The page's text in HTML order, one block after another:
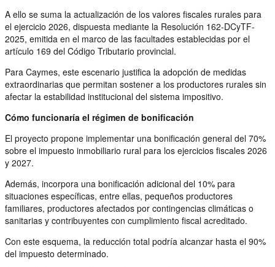
A ello se suma la actualización de los valores fiscales rurales para
el ejercicio 2026, dispuesta mediante la Resolución 162-DCyTF-
2025, emitida en el marco de las facultades establecidas por el
artículo 169 del Código Tributario provincial.
Para Caymes, este escenario justifica la adopción de medidas
extraordinarias que permitan sostener a los productores rurales sin
afectar la estabilidad institucional del sistema impositivo.
Cómo funcionaría el régimen de bonificación
El proyecto propone implementar una bonificación general del 70%
sobre el impuesto inmobiliario rural para los ejercicios fiscales 2026
y 2027.
Además, incorpora una bonificación adicional del 10% para
situaciones específicas, entre ellas, pequeños productores
familiares, productores afectados por contingencias climáticas o
sanitarias y contribuyentes con cumplimiento fiscal acreditado.
Con este esquema, la reducción total podría alcanzar hasta el 90%
del impuesto determinado.